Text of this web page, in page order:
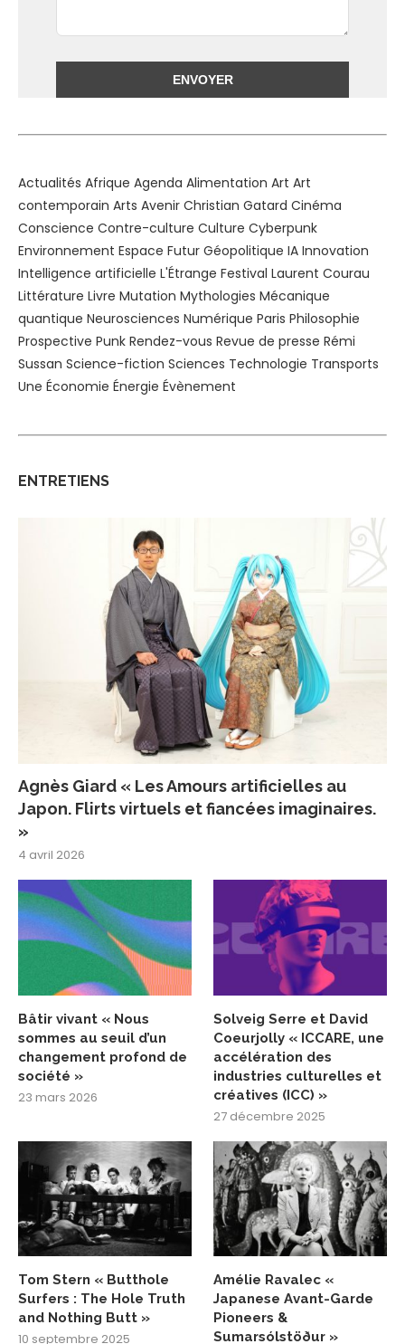
Actualités Afrique Agenda Alimentation Art Art
contemporain Arts Avenir Christian Gatard Cinéma
Conscience Contre-culture Culture Cyberpunk
Environnement Espace Futur Géopolitique IA Innovation
Intelligence artificielle L'Étrange Festival Laurent Courau
Littérature Livre Mutation Mythologies Mécanique
quantique Neurosciences Numérique Paris Philosophie
Prospective Punk Rendez-vous Revue de presse Rémi
Sussan Science-fiction Sciences Technologie Transports
Une Économie Énergie Évènement
ENTRETIENS
Agnès Giard « Les Amours artificielles au
Japon. Flirts virtuels et fiancées imaginaires.
»
4 avril 2026
Bâtir vivant « Nous
sommes au seuil d’un
changement profond de
société »
23 mars 2026
Solveig Serre et David
Coeurjolly « ICCARE, une
accélération des
industries culturelles et
créatives (ICC) »
27 décembre 2025
Tom Stern « Butthole
Surfers : The Hole Truth
and Nothing Butt »
10 septembre 2025
Amélie Ravalec «
Japanese Avant-Garde
Pioneers &
Sumarsólstöður »